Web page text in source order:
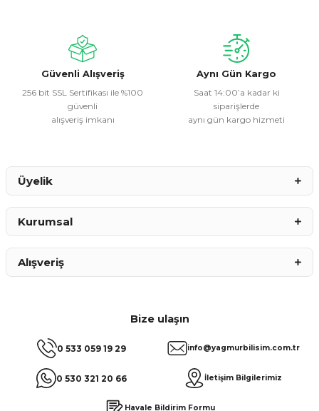
Ürün fiyatı diğer sitelerden daha pahalı.
Bu ürüne benzer farklı alternatifler olmalı.
Güvenli Alışveriş
256 bit SSL Sertifikası ile %100
güvenli
alışveriş imkanı
Aynı Gün Kargo
Saat 14:00’a kadar ki
siparişlerde
aynı gün kargo hizmeti
Bize ulaşın
0 533 059 19 29
0 530 321 20 66
info@yagmurbilisim.com.tr
İletişim Bilgilerimiz
Havale Bildirim Formu
Üyelik
Kurumsal
Alışveriş